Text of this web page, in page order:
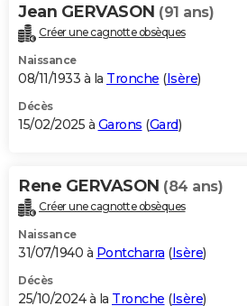
Bricolage
Lifestyle
Culture
Sport
Auto
Television
Voyage
Cinema
Jean GERVASON (91 ans)
Créer une cagnotte obsèques
Naissance
08/11/1933 à la Tronche (Isère)
Décès
15/02/2025 à Garons (Gard)
Rene GERVASON (84 ans)
Créer une cagnotte obsèques
Naissance
31/07/1940 à Pontcharra (Isère)
Décès
25/10/2024 à la Tronche (Isère)